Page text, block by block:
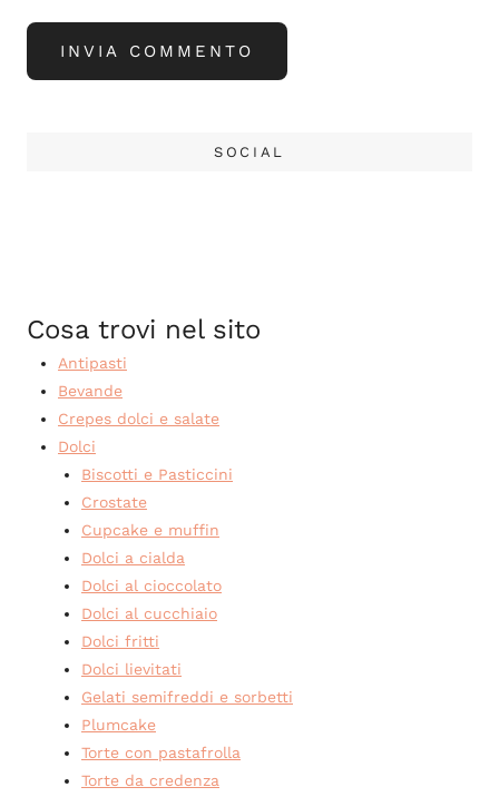
SOCIAL
Cosa trovi nel sito
Antipasti
Bevande
Crepes dolci e salate
Dolci
Biscotti e Pasticcini
Crostate
Cupcake e muffin
Dolci a cialda
Dolci al cioccolato
Dolci al cucchiaio
Dolci fritti
Dolci lievitati
Gelati semifreddi e sorbetti
Plumcake
Torte con pastafrolla
Torte da credenza